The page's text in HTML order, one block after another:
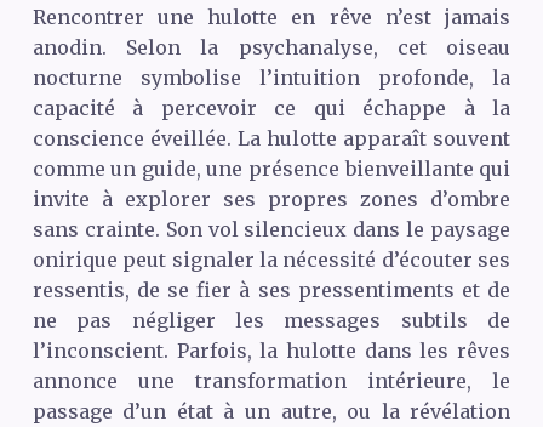
Rencontrer une hulotte en rêve n’est jamais
anodin. Selon la psychanalyse, cet oiseau
nocturne symbolise l’intuition profonde, la
capacité à percevoir ce qui échappe à la
conscience éveillée. La hulotte apparaît souvent
comme un guide, une présence bienveillante qui
invite à explorer ses propres zones d’ombre
sans crainte. Son vol silencieux dans le paysage
onirique peut signaler la nécessité d’écouter ses
ressentis, de se fier à ses pressentiments et de
ne pas négliger les messages subtils de
l’inconscient. Parfois, la hulotte dans les rêves
annonce une transformation intérieure, le
passage d’un état à un autre, ou la révélation